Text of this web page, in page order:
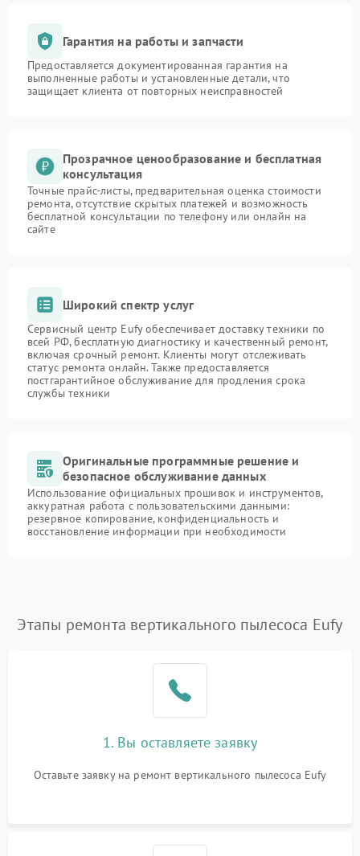
Гарантия на работы и запчасти
Предоставляется документированная гарантия на
выполненные работы и установленные детали, что
защищает клиента от повторных неисправностей
Прозрачное ценообразование и бесплатная
консультация
Точные прайс-листы, предварительная оценка стоимости
ремонта, отсутствие скрытых платежей и возможность
бесплатной консультации по телефону или онлайн на
сайте
Широкий спектр услуг
Сервисный центр Eufy обеспечивает доставку техники по
всей РФ, бесплатную диагностику и качественный ремонт,
включая срочный ремонт. Клиенты могут отслеживать
статус ремонта онлайн. Также предоставляется
постгарантийное обслуживание для продления срока
службы техники
Оригинальные программные решение и
безопасное обслуживание данных
Использование официальных прошивок и инструментов,
аккуратная работа с пользовательскими данными:
резервное копирование, конфиденциальность и
восстановление информации при необходимости
Этапы ремонта вертикального пылесоса Eufy
1. Вы оставляете заявку
Оставьте заявку на ремонт вертикального пылесоса Eufy